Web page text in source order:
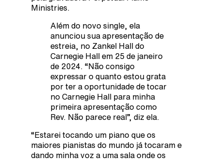
Ministries.
Além do novo single, ela
anunciou sua apresentação de
estreia, no Zankel Hall do
Carnegie Hall em 25 de janeiro
de 2024. “Não consigo
expressar o quanto estou grata
por ter a oportunidade de tocar
no Carnegie Hall para minha
primeira apresentação como
Rev. Não parece real”, diz ela.
“Estarei tocando um piano que os
maiores pianistas do mundo já tocaram e
dando minha voz a uma sala onde os